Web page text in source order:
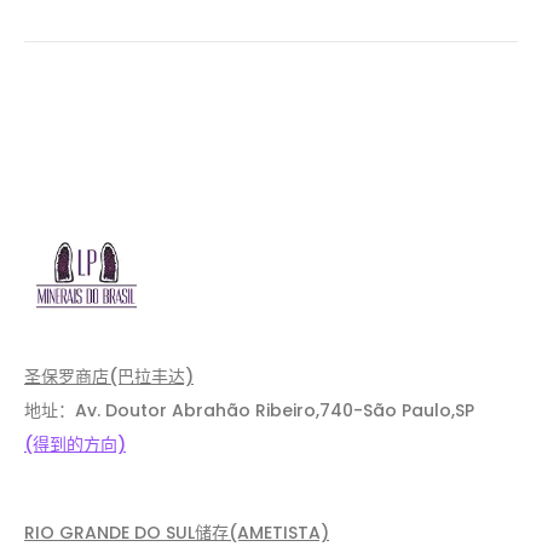
圣保罗商店(巴拉丰达)
地址：Av. Doutor Abrahão Ribeiro,740-São Paulo,SP
(得到的方向)
RIO GRANDE DO SUL储存(AMETISTA)